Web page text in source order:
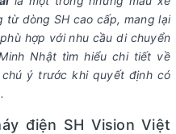
từ dòng SH cao cấp, mang lại
hợp với nhu cầu di chuyển
Nhật tìm hiểu chi tiết về
ý trước khi quyết định có
điện SH Vision Việt